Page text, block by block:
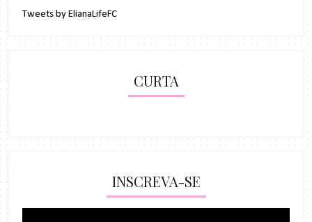
Tweets by ElianaLifeFC
CURTA
INSCREVA-SE